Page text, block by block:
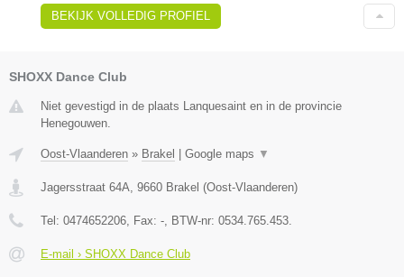
BEKIJK VOLLEDIG PROFIEL
SHOXX Dance Club
Niet gevestigd in de plaats Lanquesaint en in de provincie
Henegouwen.
Oost-Vlaanderen » Brakel | Google maps ▼
Jagersstraat 64A 9660 Brakel (Oost-Vlaanderen)
Tel: 0474652206 , Fax: - , BTW-nr: 0534.765.453.
E-mail › SHOXX Dance Club